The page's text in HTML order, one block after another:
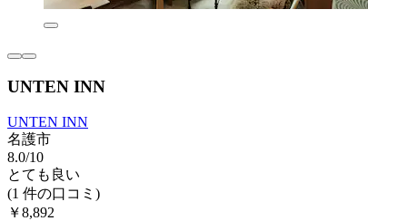
UNTEN INN
UNTEN INN
名護市
8.0/10
とても良い
(1 件の口コミ)
￥8,892